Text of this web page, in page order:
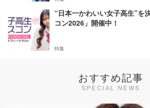
“日本一かわいい女子高生”を
コン2026」開催中！
特集
おすすめ記事
SPECIAL NEWS